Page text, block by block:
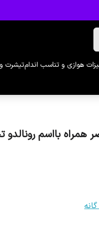
هوازی و تناسب اندامتیشرت
همراه بااسم